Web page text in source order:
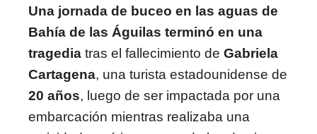
Una jornada de buceo en las aguas de
Bahía de las Águilas terminó en una
tragedia tras el fallecimiento de Gabriela
Cartagena, una turista estadounidense de
20 años, luego de ser impactada por una
embarcación mientras realizaba una